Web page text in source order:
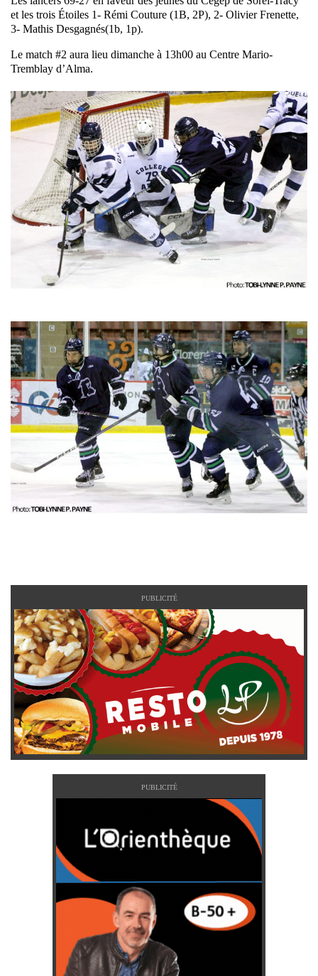
et les trois Étoiles 1- Rémi Couture (1B, 2P), 2- Olivier Frenette,
3- Mathis Desgagnés(1b, 1p).
Le match #2 aura lieu dimanche à 13h00 au Centre Mario-
Tremblay d’Alma.
PUBLICITÉ
PUBLICITÉ